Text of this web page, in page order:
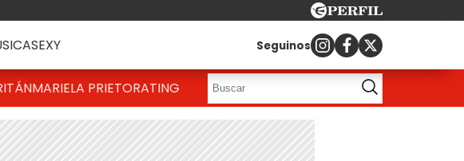
SEXY Seguinos
MARIELA PRIETORATING